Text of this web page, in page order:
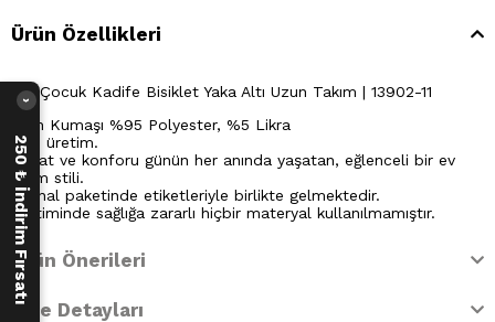
Ürün Özellikleri
Kız Çocuk Kadife Bisiklet Yaka Altı Uzun Takım | 13902-11
Ürün Kumaşı %95 Polyester, %5 Likra
Yerli üretim.
Rahat ve konforu günün her anında yaşatan, eğlenceli bir ev
giyim stili.
Orijinal paketinde etiketleriyle birlikte gelmektedir.
Üretiminde sağlığa zararlı hiçbir materyal kullanılmamıştır.
Ürün Önerileri
İade Detayları
250 ₺ İndirim Fırsatı
›